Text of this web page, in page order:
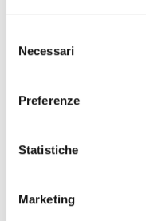
delNecessari
Preferenze
Statistiche
Marketing
Il calciomercato è